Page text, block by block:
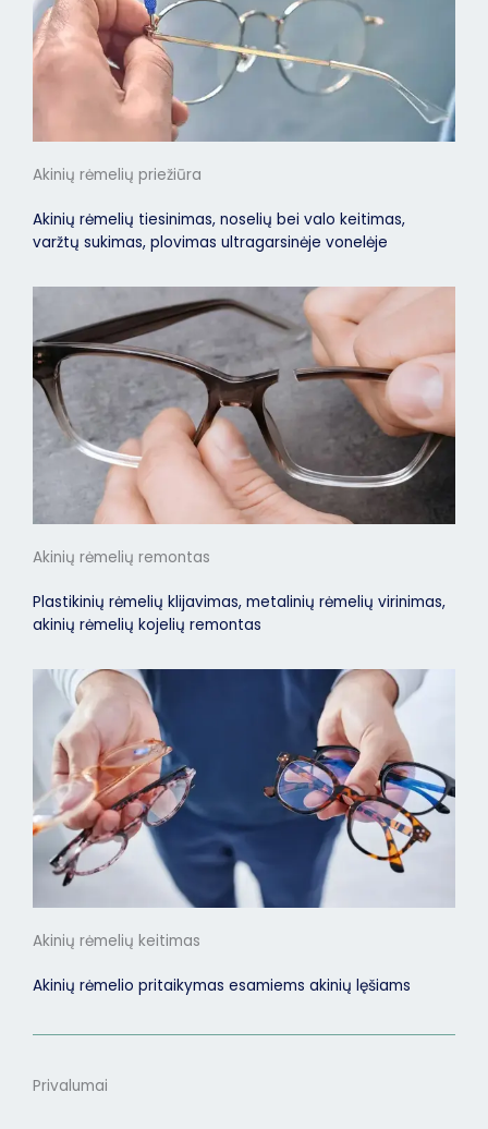
Akinių rėmelių priežiūra
Akinių rėmelių tiesinimas, noselių bei valo keitimas,
varžtų sukimas, plovimas ultragarsinėje vonelėje
Akinių rėmelių remontas
Plastikinių rėmelių klijavimas, metalinių rėmelių virinimas,
akinių rėmelių kojelių remontas
Akinių rėmelių keitimas
Akinių rėmelio pritaikymas esamiems akinių lęšiams
Privalumai